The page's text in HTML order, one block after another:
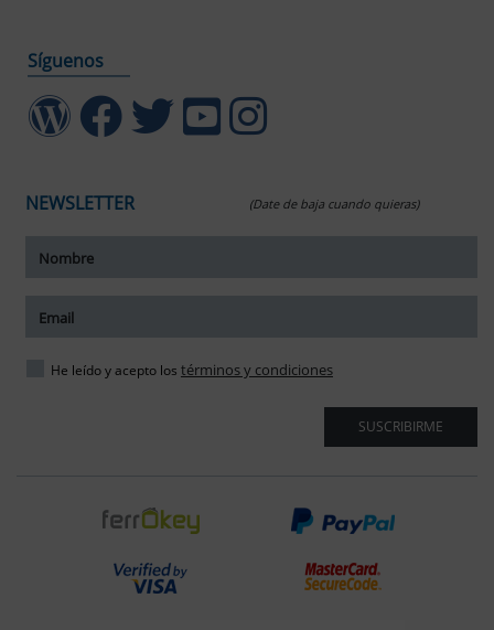
Síguenos
NEWSLETTER (Date de baja cuando quieras)
He leído y acepto los términos y condiciones
SUSCRIBIRME
tamaño del texto